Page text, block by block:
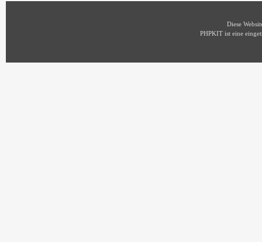
Diese
PHPKIT ist eine